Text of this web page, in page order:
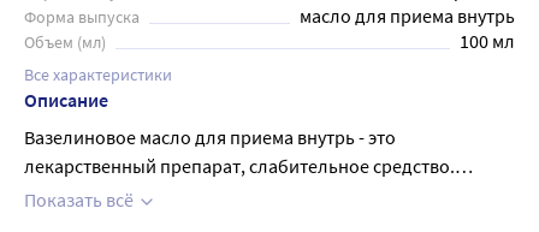
Форма выпуска масло для приема внутрь
Объем (мл) 100 мл
Все характеристики
Описание
Вазелиновое масло для приема внутрь - это
лекарственный препарат, слабительное средство.
Размягчает каловые массы; оказывает слабое
Показать всё